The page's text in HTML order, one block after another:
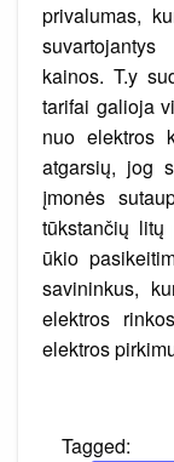
privalumas,
kainos. T.y
tarifai galioja
nuo elektros
atgarsių, jog
įmonės
tūkstančių
ūkio
savininkus,
elektros
elektros
Tagged: